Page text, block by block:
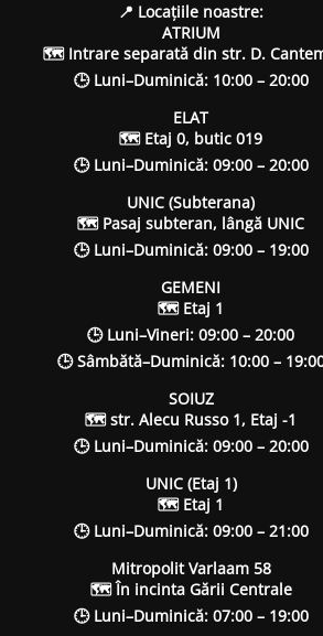
📍 Locațiile noastre:
ATRIUM
🗺 Intrare separată din str. D.
🕒 Luni–Duminică: 10:00 – 20:00
ELAT
🗺 Etaj 0, butic 019
🕒 Luni–Duminică: 09:00 – 20:00
UNIC (Subterana)
🗺 Pasaj subteran, lângă UNIC
🕒 Luni–Duminică: 09:00 – 19:00
GEMENI
🗺 Etaj 1
🕒 Luni–Vineri: 09:00 – 20:00
🕒 Sâmbătă–Duminică: 10:00 –
SOIUZ
🗺 str. Alecu Russo 1, Etaj -1
🕒 Luni–Duminică: 09:00 – 20:00
UNIC (Etaj 1)
🗺 Etaj 1
🕒 Luni–Duminică: 09:00 – 21:00
Mitropolit Varlaam 58
🗺 În incinta Gării Centrale
🕒 Luni–Duminică: 07:00 – 19:00